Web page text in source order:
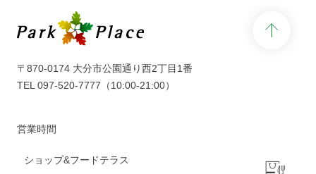
〒870-0174 大分市公園通り西2丁目1番
TEL 097-520-7777 （10:00-21:00）
営業時間
ショップ&フードテラス